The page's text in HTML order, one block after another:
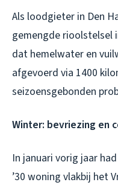
Als loodgieter in Den
gemengde rioolstelsel
dat hemelwater en
afgevoerd via 1400
seizoensgebonden
Winter: bevriezing en
In januari vorig jaar
’30 woning vlakbij het